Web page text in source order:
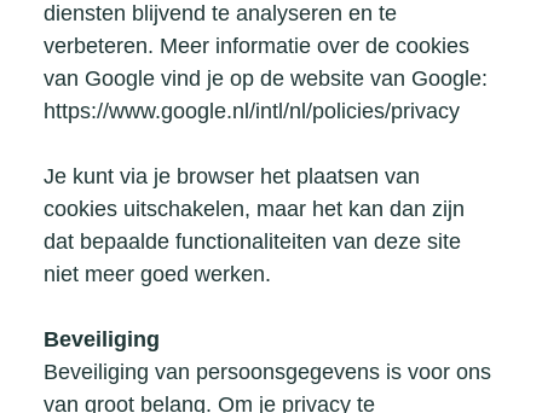
diensten blijvend te analyseren en te
verbeteren. Meer informatie over de cookies
van Google vind je op de website van Google:
https://www.google.nl/intl/nl/policies/privacy
Je kunt via je browser het plaatsen van
cookies uitschakelen, maar het kan dan zijn
dat bepaalde functionaliteiten van deze site
niet meer goed werken.
Beveiliging
Beveiliging van persoonsgegevens is voor ons
van groot belang. Om je privacy te